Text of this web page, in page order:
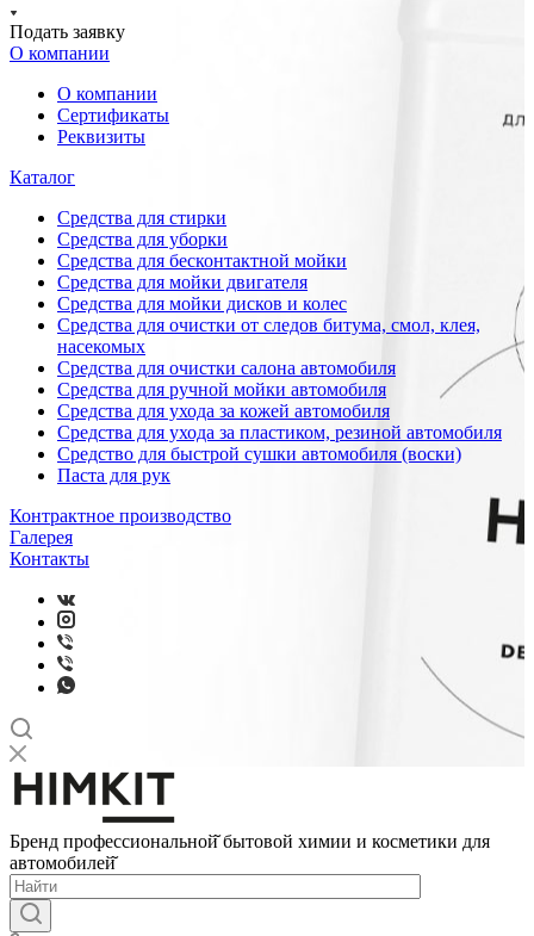
Подать заявку
О компании
О компании
Сертификаты
Реквизиты
Каталог
Средства для стирки
Средства для уборки
Средства для бесконтактной мойки
Средства для мойки двигателя
Средства для мойки дисков и колес
Средства для очистки от следов битума, смол, клея,
насекомых
Средства для очистки салона автомобиля
Средства для ручной мойки автомобиля
Средства для ухода за кожей автомобиля
Средства для ухода за пластиком, резиной автомобиля
Средство для быстрой сушки автомобиля (воски)
Паста для рук
Контрактное производство
Галерея
Контакты
Бренд профессиональной̆ бытовой химии и косметики для
автомобилей̆